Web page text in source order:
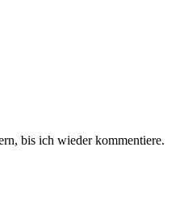
bis ich wieder kommentiere.